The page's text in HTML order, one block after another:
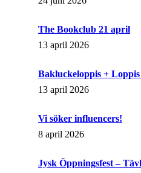
The Bookclub 21 april
13 april 2026
Bakluckeloppis +
13 april 2026
Vi söker influencers!
8 april 2026
Jysk Öppningsfest –